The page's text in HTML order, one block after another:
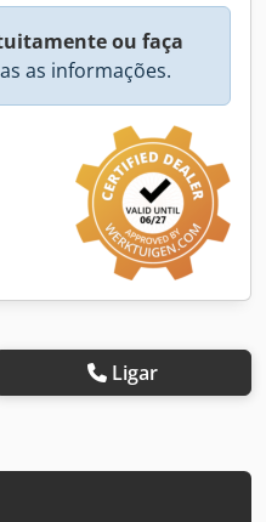
ou faça
as informações.
Ligar